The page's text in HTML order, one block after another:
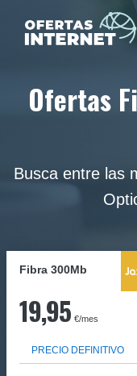
Ofertas
Busca entre las
Fibra 300Mb
19,95 €/mes
PRECIO DEFINITIVO